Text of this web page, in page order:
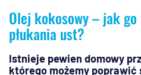
Olej kokosowy – jak
płukania ust?
Istnieje pewien domowy
którego możemy poprawić